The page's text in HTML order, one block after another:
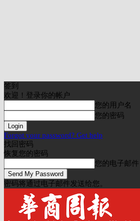
签到
欢迎！登录你的帐户
您的用户名
您的密码
Forgot your password? Get help
找回密码
恢复您的密码
您的电子邮件
密码将通过电子邮件发送给您。